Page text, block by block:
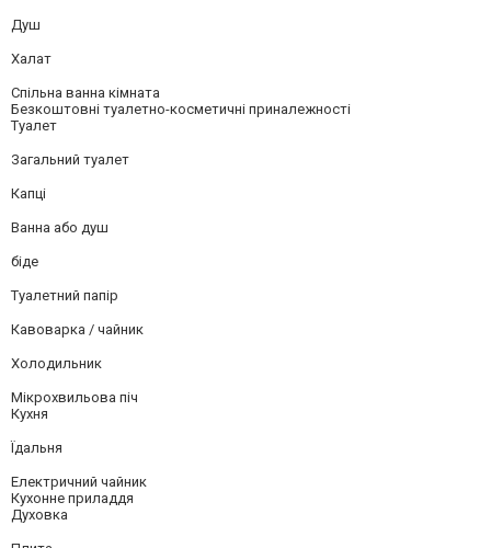
Душ
Халат
Спільна ванна кімната
Безкоштовні туалетно-косметичні приналежності
Туалет
Загальний туалет
Капці
Ванна або душ
біде
Туалетний папір
Кавоварка / чайник
Холодильник
Мікрохвильова піч
Кухня
Їдальня
Електричний чайник
Кухонне приладдя
Духовка